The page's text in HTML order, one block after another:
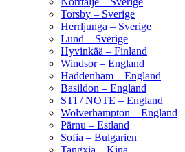
Torsby – Sverige
Herrljunga – Sverige
Lund – Sverige
Hyvinkää – Finland
Windsor – England
Haddenham – England
Basildon – England
STI / NOTE – England
Wolverhampton – England
Pärnu – Estland
Sofia – Bulgarien
Tangxia – Kina